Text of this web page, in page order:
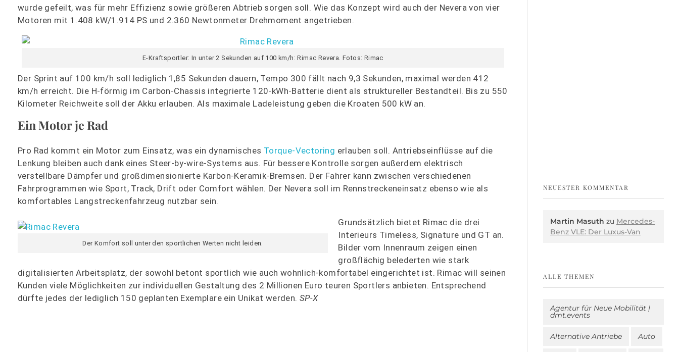
wurde gefeilt, was für mehr Effizienz sowie größeren Abtrieb sorgen soll. Wie das Konzept wird auch der Nevera von vier
Motoren mit 1.408 kW/1.914 PS und 2.360 Newtonmeter Drehmoment angetrieben.
E-Kraftsportler: In unter 2 Sekunden auf 100 km/h: Rimac Revera. Fotos: Rimac
Der Sprint auf 100 km/h soll lediglich 1,85 Sekunden dauern, Tempo 300 fällt nach 9,3 Sekunden, maximal werden 412
km/h erreicht. Die H-förmig im Carbon-Chassis integrierte 120-kWh-Batterie dient als struktureller Bestandteil. Bis zu 550
Kilometer Reichweite soll der Akku erlauben. Als maximale Ladeleistung geben die Kroaten 500 kW an.
Ein Motor je Rad
Pro Rad kommt ein Motor zum Einsatz, was ein dynamisches Torque-Vectoring erlauben soll. Antriebseinflüsse auf die
Lenkung bleiben auch dank eines Steer-by-wire-Systems aus. Für bessere Kontrolle sorgen außerdem elektrisch
verstellbare Dämpfer und großdimensionierte Karbon-Keramik-Bremsen. Der Fahrer kann zwischen verschiedenen
Fahrprogrammen wie Sport, Track, Drift oder Comfort wählen. Der Nevera soll im Rennstreckeneinsatz ebenso wie als
komfortables Langstreckenfahrzeug nutzbar sein.
Der Komfort soll unter den sportlichen Werten nicht leiden.
Grundsätzlich bietet Rimac die drei
Interieurs Timeless, Signature und GT an.
Bilder vom Innenraum zeigen einen
großflächig belederten wie stark
digitalisierten Arbeitsplatz, der sowohl betont sportlich wie auch wohnlich-komfortabel eingerichtet ist. Rimac will seinen
Kunden viele Möglichkeiten zur individuellen Gestaltung des 2 Millionen Euro teuren Sportlers anbieten. Entsprechend
dürfte jedes der lediglich 150 geplanten Exemplare ein Unikat werden. SP-X
NEUESTER KOMMENTAR
Martin Masuth zu Mercedes-
Benz VLE: Der Luxus-Van
ALLE THEMEN
Agentur für Neue Mobilität |
dmt.events
Alternative Antriebe Auto